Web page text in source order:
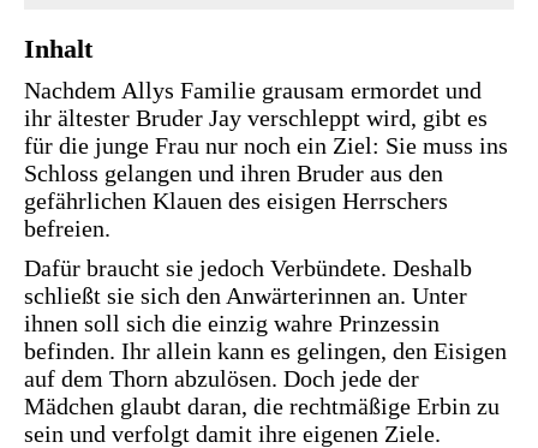
Inhalt
Nachdem Allys Familie grausam ermordet und
ihr ältester Bruder Jay verschleppt wird, gibt es
für die junge Frau nur noch ein Ziel: Sie muss ins
Schloss gelangen und ihren Bruder aus den
gefährlichen Klauen des eisigen Herrschers
befreien.
Dafür braucht sie jedoch Verbündete. Deshalb
schließt sie sich den Anwärterinnen an. Unter
ihnen soll sich die einzig wahre Prinzessin
befinden. Ihr allein kann es gelingen, den Eisigen
auf dem Thorn abzulösen. Doch jede der
Mädchen glaubt daran, die rechtmäßige Erbin zu
sein und verfolgt damit ihre eigenen Ziele.